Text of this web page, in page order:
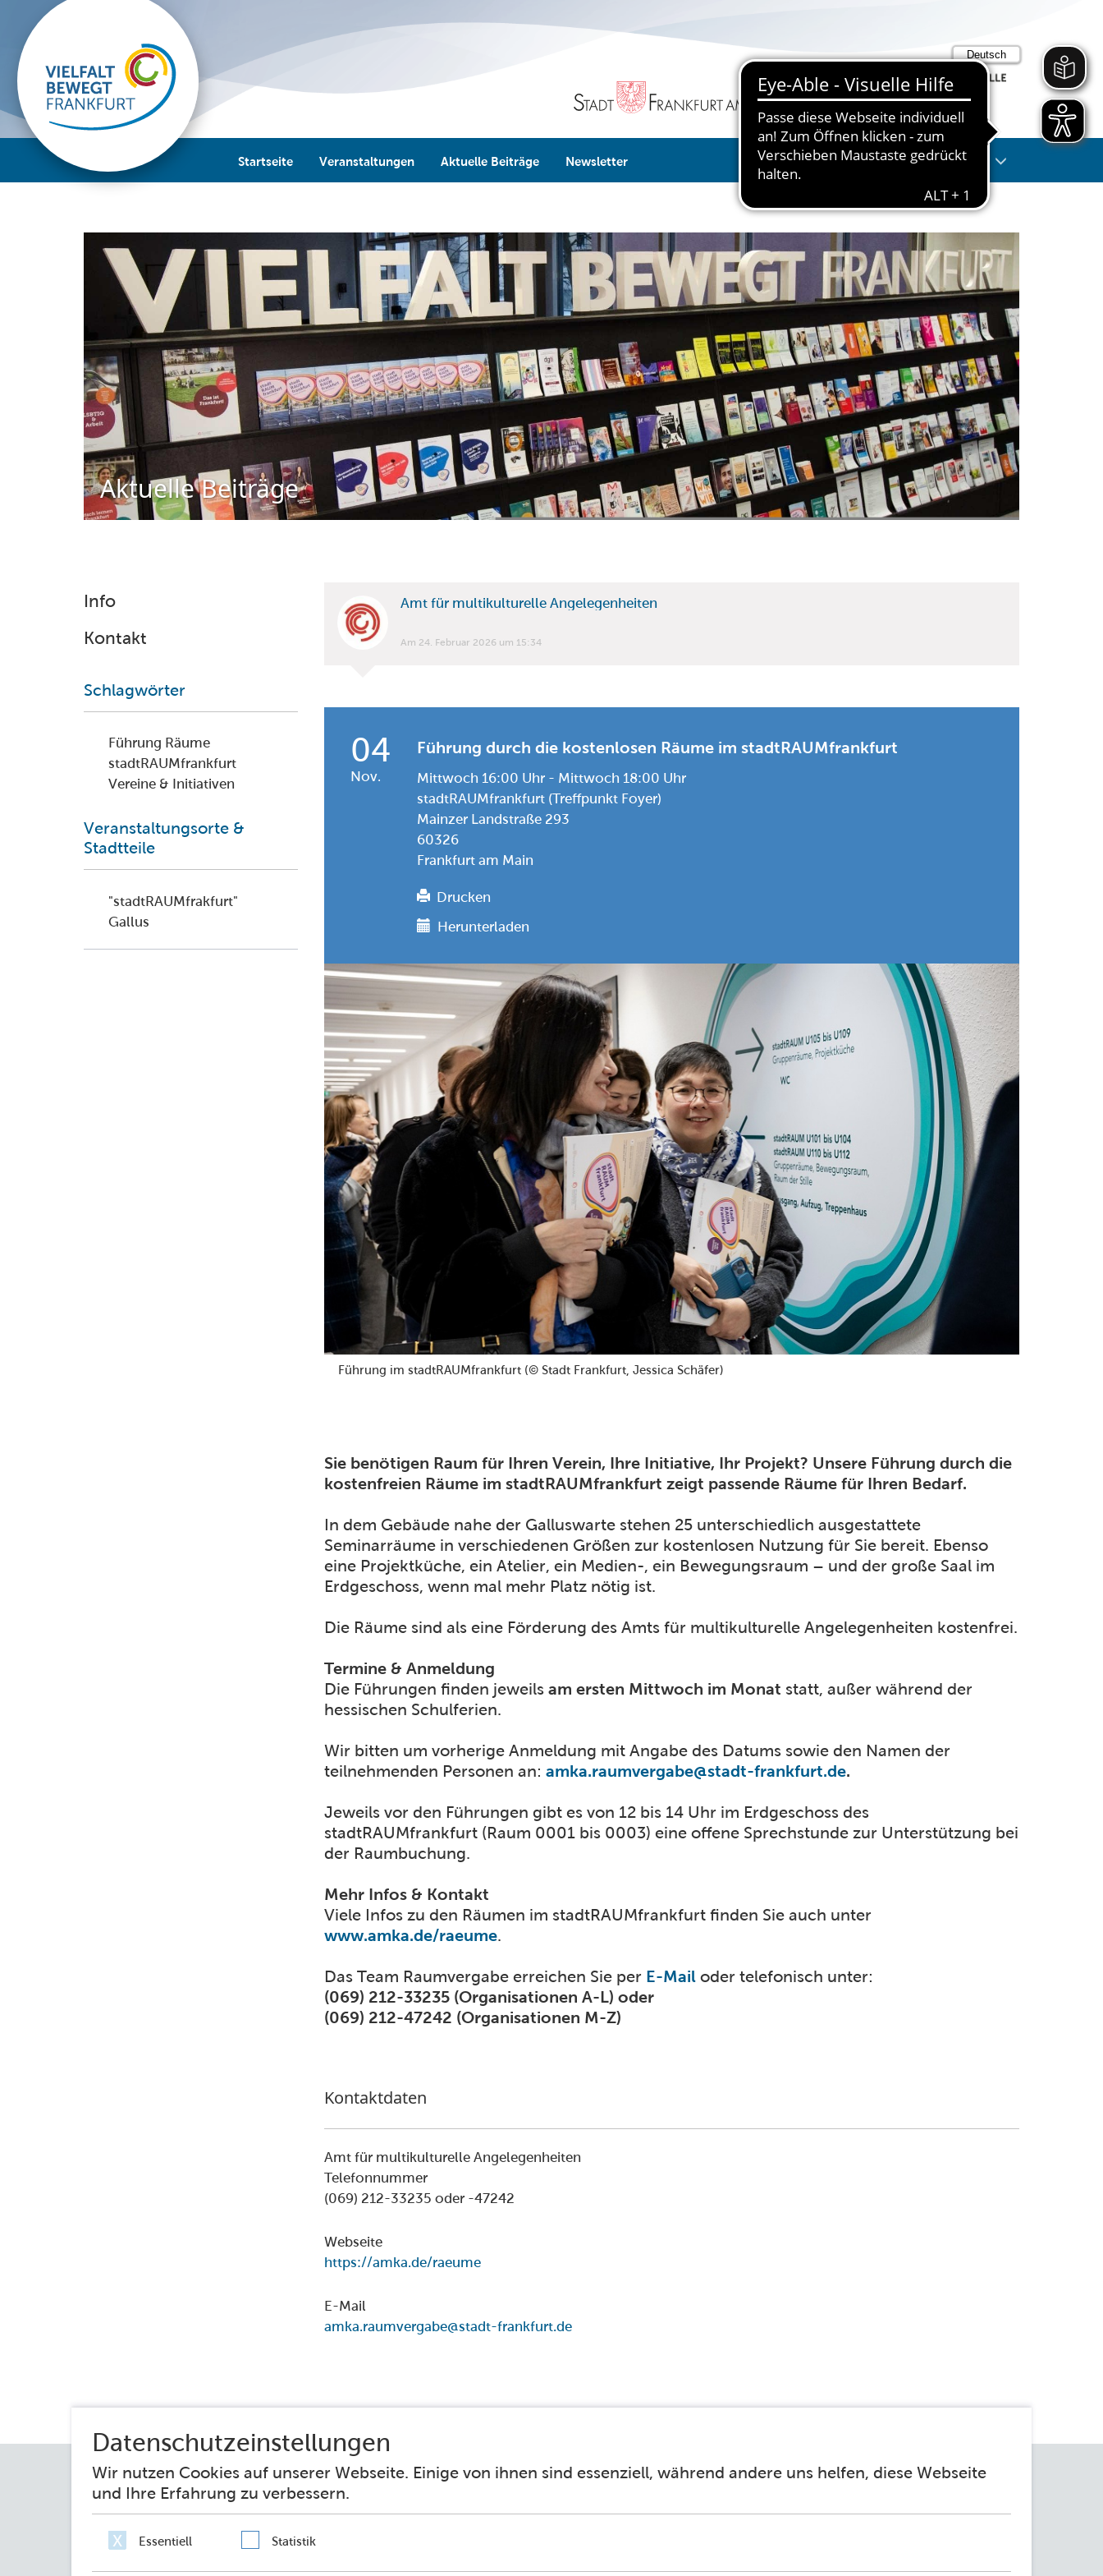
Startseite Veranstaltungen Aktuelle Beiträge Newsletter Suche Anmelden
Aktuelle Beiträge
Info
Kontakt
Schlagwörter
Führung Räume
stadtRAUMfrankfurt
Vereine & Initiativen
Veranstaltungsorte &
Stadtteile
"stadtRAUMfrakfurt"
Gallus
Amt für multikulturelle Angelegenheiten
Am 24. Februar 2026 um 15:34
04
Nov.
Führung durch die kostenlosen Räume im stadtRAUMfrankfurt
Mittwoch 16:00 Uhr - Mittwoch 18:00 Uhr
stadtRAUMfrankfurt (Treffpunkt Foyer)
Mainzer Landstraße 293
60326
Frankfurt am Main
Drucken
Herunterladen
Führung im stadtRAUMfrankfurt (© Stadt Frankfurt, Jessica Schäfer)
Sie benötigen Raum für Ihren Verein, Ihre Initiative, Ihr Projekt? Unsere Führung durch die
kostenfreien Räume im stadtRAUMfrankfurt zeigt passende Räume für Ihren Bedarf.
In dem Gebäude nahe der Galluswarte stehen 25 unterschiedlich ausgestattete
Seminarräume in verschiedenen Größen zur kostenlosen Nutzung für Sie bereit. Ebenso
eine Projektküche, ein Atelier, ein Medien-, ein Bewegungsraum – und der große Saal im
Erdgeschoss, wenn mal mehr Platz nötig ist.
Die Räume sind als eine Förderung des Amts für multikulturelle Angelegenheiten kostenfrei.
Termine & Anmeldung
Die Führungen finden jeweils am ersten Mittwoch im Monat statt, außer während der
hessischen Schulferien.
Wir bitten um vorherige Anmeldung mit Angabe des Datums sowie den Namen der
teilnehmenden Personen an: amka.raumvergabe@stadt-frankfurt.de.
Jeweils vor den Führungen gibt es von 12 bis 14 Uhr im Erdgeschoss des
stadtRAUMfrankfurt (Raum 0001 bis 0003) eine offene Sprechstunde zur Unterstützung bei
der Raumbuchung.
Mehr Infos & Kontakt
Viele Infos zu den Räumen im stadtRAUMfrankfurt finden Sie auch unter
www.amka.de/raeume.
Das Team Raumvergabe erreichen Sie per E-Mail oder telefonisch unter:
(069) 212-33235 (Organisationen A-L) oder
(069) 212-47242 (Organisationen M-Z)
Kontaktdaten
Amt für multikulturelle Angelegenheiten
Telefonnummer
(069) 212-33235 oder -47242
Webseite
https://amka.de/raeume
E-Mail
amka.raumvergabe@stadt-frankfurt.de
Impressum Datenschutz Erklärung zur Barrierefreiheit